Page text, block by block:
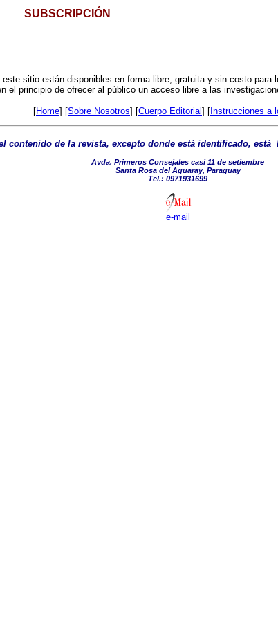
SUBSCRIPCIÓN
sitio están disponibles en forma libre, gratuita y sin costo
el principio de ofrecer al público un acceso libre a las
[Home] [Sobre Nosotros] [Cuerpo Editorial ] [ Instrucciones a
contenido de la revista, excepto donde está identificado, está
Avda. Primeros Consejales casi 11 de setiembre
Santa Rosa del Aguaray, Paraguay
Tel.: 0971931699
e-mail